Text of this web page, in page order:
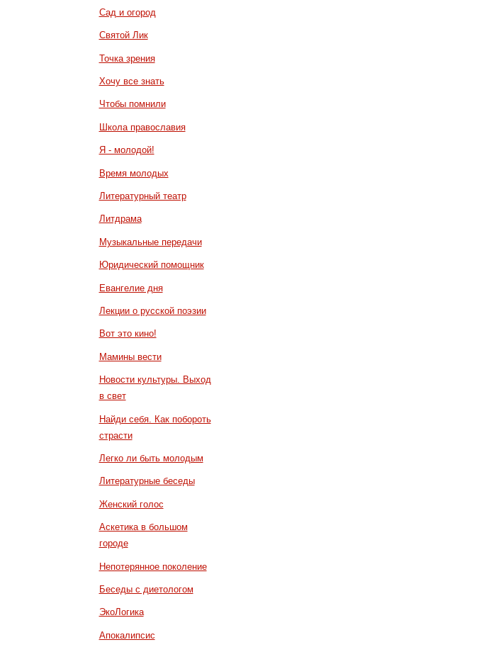
Сад и огород
Святой Лик
Точка зрения
Хочу все знать
Чтобы помнили
Школа православия
Я - молодой!
Время молодых
Литературный театр
Литдрама
Музыкальные передачи
Юридический помощник
Евангелие дня
Лекции о русской поэзии
Вот это кино!
Мамины вести
Новости культуры. Выход
в свет
Найди себя. Как побороть
страсти
Легко ли быть молодым
Литературные беседы
Женский голос
Аскетика в большом
городе
Непотерянное поколение
Беседы с диетологом
ЭкоЛогика
Апокалипсис